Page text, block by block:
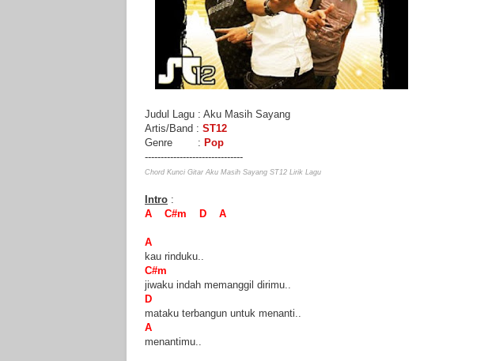
Judul Lagu : Aku Masih Sayang
Artis/Band : ST12
Genre : Pop
-------------------------------
Chord Kunci Gitar Aku Masih Sayang ST12 Lirik Lagu
Intro :
A C#m D A
A
kau rinduku..
C#m
jiwaku indah memanggil dirimu..
D
mataku terbangun untuk menanti..
A
menantimu..